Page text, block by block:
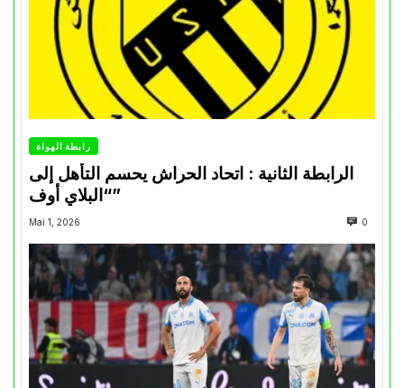
رابطة الهواة
الرابطة الثانية : اتحاد الحراش يحسم التأهل إلى
“البلاي أوف”
Mai 1, 2026 0